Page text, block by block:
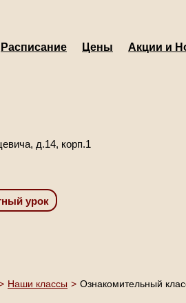
Расписание Цены Акции и
д.14, корп.1
Наши классы > Ознакомительный